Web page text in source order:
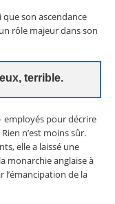
son ascendance
rôle majeur dans son
terrible.
employés pour décrire
n’est moins sûr.
elle a laissé une
monarchie anglaise à
l’émancipation de la